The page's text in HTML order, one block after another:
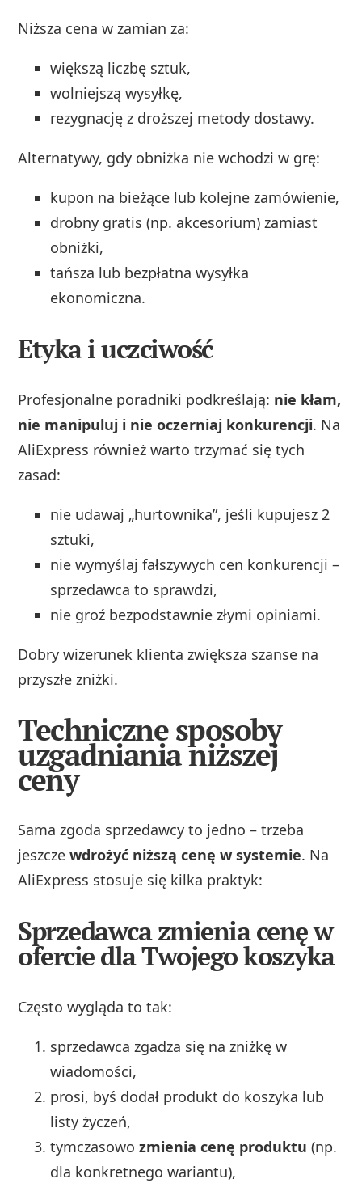
Niższa cena w zamian za:
większą liczbę sztuk,
wolniejszą wysyłkę,
rezygnację z droższej metody dostawy.
Alternatywy, gdy obniżka nie wchodzi w grę:
kupon na bieżące lub kolejne zamówienie,
drobny gratis (np. akcesorium) zamiast
obniżki,
tańsza lub bezpłatna wysyłka
ekonomiczna.
Etyka i uczciwość
Profesjonalne poradniki podkreślają: nie kłam,
nie manipuluj i nie oczerniaj konkurencji. Na
AliExpress również warto trzymać się tych
zasad:
nie udawaj „hurtownika”, jeśli kupujesz 2
sztuki,
nie wymyślaj fałszywych cen konkurencji –
sprzedawca to sprawdzi,
nie groź bezpodstawnie złymi opiniami.
Dobry wizerunek klienta zwiększa szanse na
przyszłe zniżki.
Techniczne sposoby
uzgadniania niższej
ceny
Sama zgoda sprzedawcy to jedno – trzeba
jeszczewdrożyć niższą cenę w systemie. Na
AliExpress stosuje się kilka praktyk:
Sprzedawca zmienia cenę w
ofercie dla Twojego koszyka
Często wygląda to tak:
sprzedawca zgadza się na zniżkę w
wiadomości,
prosi, byś dodał produkt do koszyka lub
listy życzeń,
tymczasowozmienia cenę produktu (np.
dla konkretnego wariantu),